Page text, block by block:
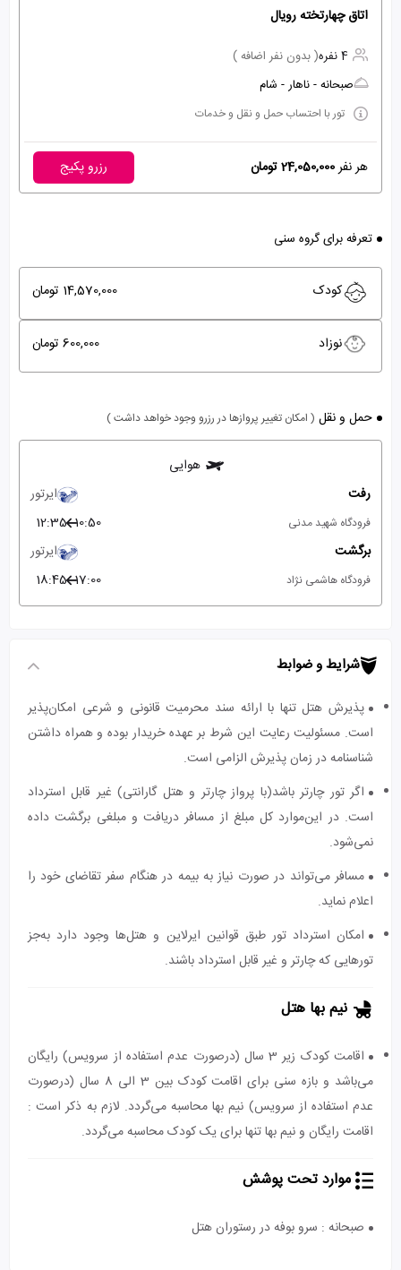
اتاق چهارتخته رویال
4 نفره
( بدون نفر اضافه )
صبحانه - ناهار - شام
تور با احتساب حمل و نقل و خدمات
هر نفر24,050,000 تومان رزرو پکیج
تعرفه برای گروه سنی
کودک 14,570,000 تومان
نوزاد 600,000 تومان
حمل و نقل ( امکان تغییر پروازها در رزرو وجود خواهد داشت )
هوایی
رفت
ایرتور
فرودگاه شهید مدنی 10:50
12:35
برگشت
ایرتور
فرودگاه هاشمی نژاد 17:00
18:45
شرایط و ضوابط
پذیرش هتل تنها با ارائه سند محرمیت قانونی و شرعی امکان‌پذیر
است. مسئولیت رعایت این شرط بر عهده خریدار بوده و همراه داشتن
شناسنامه در زمان پذیرش الزامی است.
اگر تور چارتر باشد(با پرواز چارتر و هتل گارانتی) غیر قابل استرداد
است. در این‌موارد کل مبلغ از مسافر دریافت و مبلغی برگشت داده
نمی‌شود.
مسافر می‌تواند در صورت نیاز به بیمه در هنگام سفر تقاضای خود را
اعلام نماید.
امکان استرداد تور طبق قوانین ایرلاین و هتل‌ها وجود دارد به‌جز
تورهایی که چارتر و غیر قابل استرداد باشند.
نیم بها هتل
اقامت کودک زیر 3 سال (درصورت عدم استفاده از سرویس) رایگان
می‌باشد و بازه سنی برای اقامت کودک بین 3 الی 8 سال (درصورت
عدم استفاده از سرویس) نیم بها محاسبه می‌گردد. لازم به ذکر است :
اقامت رایگان و نیم بها تنها برای یک کودک محاسبه می‌گردد.
موارد تحت پوشش
صبحانه : سرو بوفه در رستوران هتل